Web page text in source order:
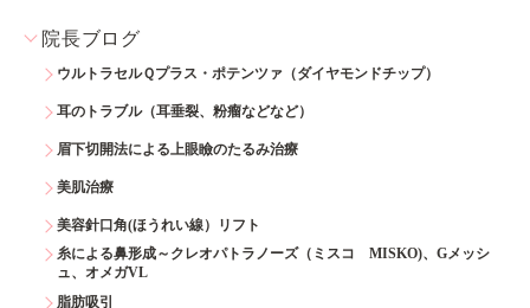
院長ブログ
ウルトラセルＱプラス・ポテンツァ（ダイヤモンドチップ）
耳のトラブル（耳垂裂、粉瘤などなど）
眉下切開法による上眼瞼のたるみ治療
美肌治療
美容針口角(ほうれい線）リフト
糸による鼻形成～クレオパトラノーズ（ミスコ MISKO)、Gメッシ
ュ、オメガVL
脂肪吸引